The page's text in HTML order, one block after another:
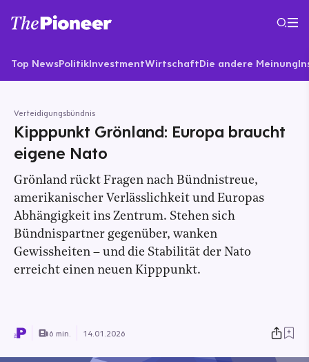
Top NewsPolitikInvestmentWirtschaftDie andere Meinung
Verteidigungsbündnis
Kipppunkt Grönland: Europa braucht
eigene Nato
Grönland rückt Fragen nach Bündnistreue,
amerikanischer Verlässlichkeit und Europas
Abhängigkeit ins Zentrum. Stehen sich
Bündnispartner gegenüber, wanken
Gewissheiten – und die Stabilität der Nato
erreicht einen neuen Kipppunkt.
6 min. 14.01.2026